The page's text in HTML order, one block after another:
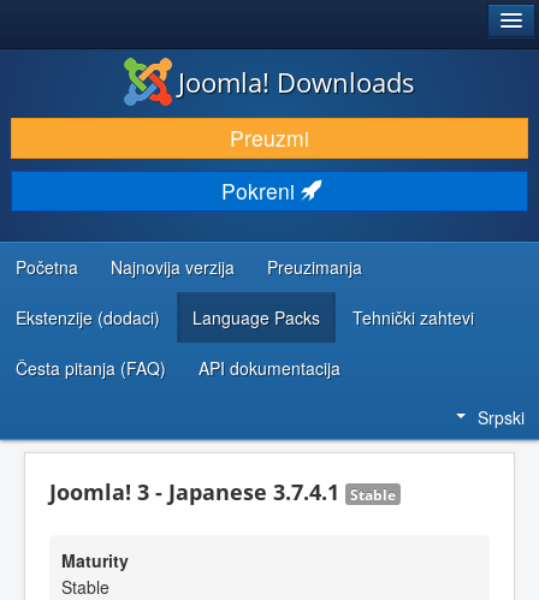
PREUZIMANJE I PROŠIRENJA (EKSTENZIJE)
OTKRIJTE I NAUČITE
ZAJEDNICA I PODRŠKA
RESURSI ZA RAZVOJ
Joomla! Downloads
Preuzmi
Pokreni
Početna Najnovija verzija Preuzimanja
Ekstenzije (dodaci) Language Packs Tehnički zahtevi
Česta pitanja (FAQ) API dokumentacija
Srpski
Joomla! 3 - Japanese 3.7.4.1 Stable
Maturity
Stable